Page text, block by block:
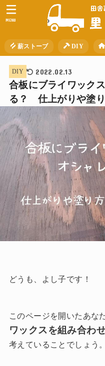
薪ストーブ DIY
MENU
DIY 2022.02.13
合板にブライワック
る？ 仕上がりや塗り
どうも、よし子です！
このページを開いたあな
ワックスを組み合わ
考えていることでしょう。